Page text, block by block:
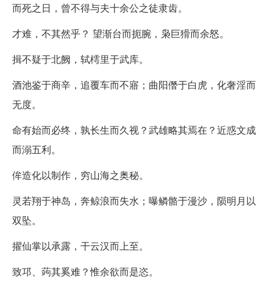
而死之日，曾不得与夫十余公之徒隶齿。
才难，不其然乎？ 望渐台而扼腕，枭巨猾而余怒。
揖不疑于北阙，轼樗里于武库。
酒池鉴于商辛，追覆车而不寤；曲阳僭于白虎，化奢淫而
无度。
命有始而必终，孰长生而久视？武雄略其焉在？近惑文成
而溺五利。
侔造化以制作，穷山海之奥秘。
灵若翔于神岛，奔鲸浪而失水；曝鳞骼于漫沙，陨明月以
双坠。
擢仙掌以承露，干云汉而上至。
致邛、蒟其奚难？惟余欲而是恣。